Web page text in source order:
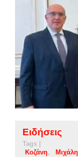
Ειδήσεις
Tags |
Κοζάνη